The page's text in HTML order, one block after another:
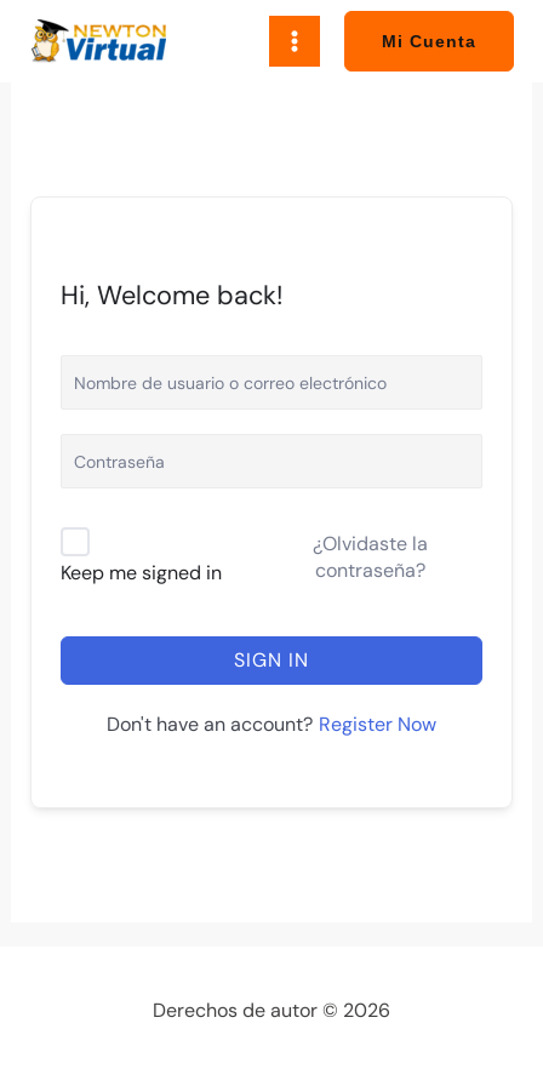
Mi Cuenta
Hi, Welcome back!
Keep me signed in
¿Olvidaste la
contraseña?
SIGN IN
Don't have an account? Register Now
Derechos de autor © 2026